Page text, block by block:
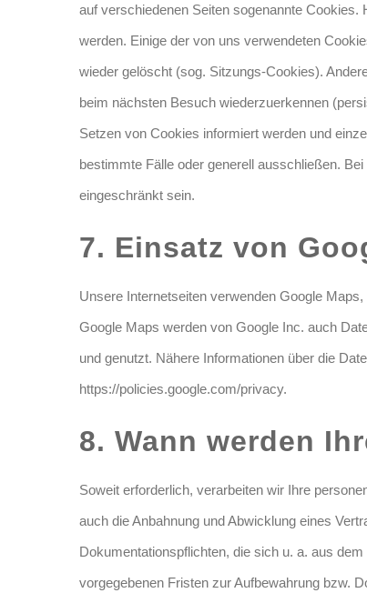
auf verschiedenen Seiten sogenannte Cookies.
werden. Einige der von uns verwendeten
wieder gelöscht (sog. Sitzungs-Cookies).
beim nächsten Besuch wiederzuerkennen
Setzen von Cookies informiert werden und
bestimmte Fälle oder generell ausschließen.
eingeschränkt sein.
7. Einsatz von
Unsere Internetseiten verwenden Google
Google Maps werden von Google Inc. auch
und genutzt. Nähere Informationen über die
https://policies.google.com/privacy.
8. Wann werden
Soweit erforderlich, verarbeiten wir Ihre
auch die Anbahnung und Abwicklung eines
Dokumentationspflichten, die sich u. a. aus
vorgegebenen Fristen zur Aufbewahrung bzw.